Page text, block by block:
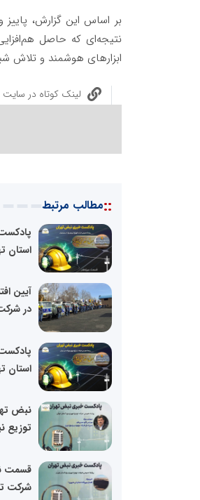
نتیجه‌ای که حاصل
ابزارهای هوشمند و تلاش
لینک کوتاه در
::مطالب مرتبط
استان
آیین
در
استان
نبض
توزیع
قسمت
شرکت